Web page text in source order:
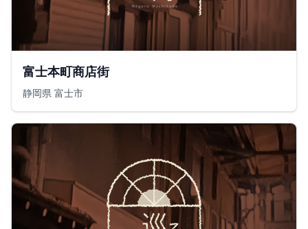
富士本町商店街
静岡県 富士市